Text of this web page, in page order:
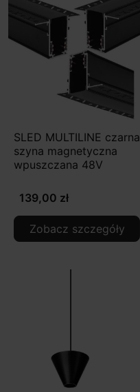
SLED MULTILINE czarna
szyna magnetyczna
wpuszczana 48V
139,00 zł
Zobacz szczegóły